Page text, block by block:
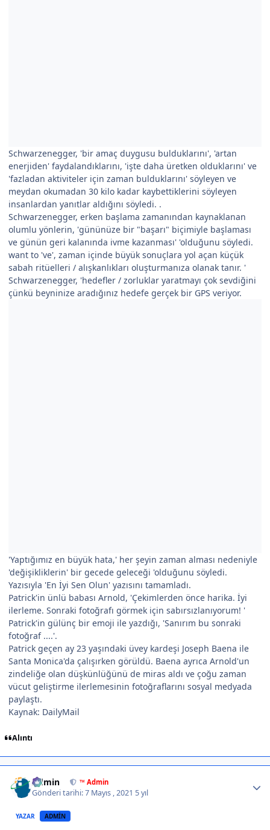
Schwarzenegger, 'bir amaç duygusu bulduklarını', 'artan
enerjiden' faydalandıklarını, 'işte daha üretken olduklarını' ve
'fazladan aktiviteler için zaman bulduklarını' söyleyen ve
meydan okumadan 30 kilo kadar kaybettiklerini söyleyen
insanlardan yanıtlar aldığını söyledi. .
Schwarzenegger, erken başlama zamanından kaynaklanan
olumlu yönlerin, 'gününüze bir "başarı" biçimiyle başlaması
ve günün geri kalanında ivme kazanması' 'olduğunu söyledi.
want to 've', zaman içinde büyük sonuçlara yol açan küçük
sabah ritüelleri / alışkanlıkları oluşturmanıza olanak tanır. '
Schwarzenegger, 'hedefler / zorluklar yaratmayı çok sevdiğini
çünkü beyninize aradığınız hedefe gerçek bir GPS veriyor.
'Yaptığımız en büyük hata,' her şeyin zaman alması nedeniyle
'değişikliklerin' bir gecede geleceği 'olduğunu söyledi.
Yazısıyla 'En İyi Sen Olun' yazısını tamamladı.
Patrick'in ünlü babası Arnold, 'Çekimlerden önce harika. İyi
ilerleme. Sonraki fotoğrafı görmek için sabırsızlanıyorum! '
Patrick'in gülünç bir emoji ile yazdığı, 'Sanırım bu sonraki
fotoğraf ....'.
Patrick geçen ay 23 yaşındaki üvey kardeşi Joseph Baena ile
Santa Monica'da çalışırken görüldü. Baena ayrıca Arnold'un
zindeliğe olan düşkünlüğünü de miras aldı ve çoğu zaman
vücut geliştirme ilerlemesinin fotoğraflarını sosyal medyada
paylaştı.
Kaynak: DailyMail
Alıntı
Admin ™ Admin
Gönderi tarihi:7 Mayıs , 2021 5 yıl
YAZAR ADMIN